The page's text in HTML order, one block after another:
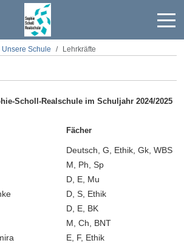
Off-
Unsere Schule Lehrkräfte
Scholl-Realschule im Schuljahr 2024/2025
Fächer
Deutsch, G, Ethik, Gk, WBS
M, Ph, Sp
D, E, Mu
D, S, Ethik
D, E, BK
M Ch
BNT
E F, Ethik